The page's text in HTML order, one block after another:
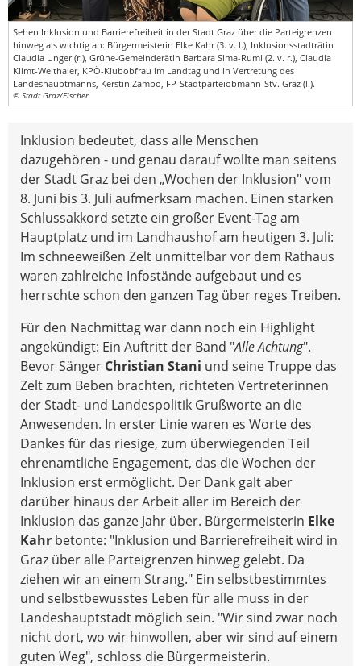
Sehen Inklusion und Barrierefreiheit in der Stadt Graz über die Parteigrenzen
hinweg als wichtig an: Bürgermeisterin Elke Kahr (3. v. l.), Inklusionsstadträtin
Claudia Unger (r.), Grüne-Gemeinderätin Barbara Sima-Ruml (2. v. r.), Claudia
Klimt-Weithaler, KPÖ-Klubobfrau im Landtag und in Vertretung des
Landeshauptmanns, Kerstin Zambo, FP-Stadtparteiobmann-Stv. Graz (l.).
© Stadt Graz/Fischer
Inklusion bedeutet, dass alle Menschen
dazugehören - und genau darauf wollte man seitens
der Stadt Graz bei den „Wochen der Inklusion" vom
8. Juni bis 3. Juli aufmerksam machen. Einen starken
Schlussakkord setzte ein großer Event-Tag am
Hauptplatz und im Landhaushof am heutigen 3. Juli:
Im schneeweißen Zelt unmittelbar vor dem Rathaus
waren zahlreiche Infostände aufgebaut und es
herrschte schon den ganzen Tag über reges Treiben.
Für den Nachmittag war dann noch ein Highlight
angekündigt: Ein Auftritt der Band "Alle Achtung".
Bevor Sänger Christian Stani und seine Truppe das
Zelt zum Beben brachten, richteten Vertreterinnen
der Stadt- und Landespolitik Grußworte an die
Anwesenden. In erster Linie waren es Worte des
Dankes für das riesige, zum überwiegenden Teil
ehrenamtliche Engagement, das die Wochen der
Inklusion erst ermöglicht. Der Dank galt aber
darüber hinaus der Arbeit aller im Bereich der
Inklusion das ganze Jahr über. Bürgermeisterin Elke
Kahr betonte: "Inklusion und Barrierefreiheit wird in
Graz über alle Parteigrenzen hinweg gelebt. Da
ziehen wir an einem Strang." Ein selbstbestimmtes
und selbstbewusstes Leben für alle muss in der
Landeshauptstadt möglich sein. "Wir sind zwar noch
nicht dort, wo wir hinwollen, aber wir sind auf einem
guten Weg", schloss die Bürgermeisterin.